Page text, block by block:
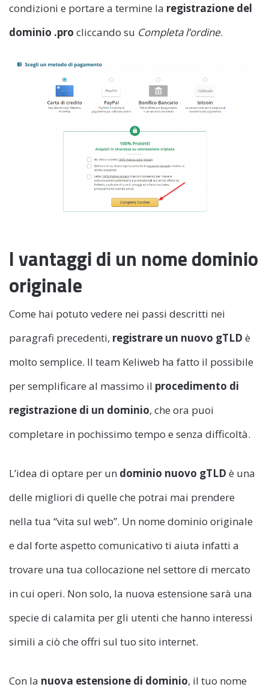
condizioni e portare a termine la registrazione del
dominio .pro cliccando su Completa l’ordine.
I vantaggi di un nome dominio
originale
Come hai potuto vedere nei passi descritti nei
paragrafi precedenti, registrare un nuovo gTLD è
molto semplice. Il team Keliweb ha fatto il possibile
per semplificare al massimo il procedimento di
registrazione di un dominio, che ora puoi
completare in pochissimo tempo e senza difficoltà.
L’idea di optare per un dominio nuovo gTLD è una
delle migliori di quelle che potrai mai prendere
nella tua “vita sul web”. Un nome dominio originale
e dal forte aspetto comunicativo ti aiuta infatti a
trovare una tua collocazione nel settore di mercato
in cui operi. Non solo, la nuova estensione sarà una
specie di calamita per gli utenti che hanno interessi
simili a ciò che offri sul tuo sito internet.
Con la nuova estensione di dominio, il tuo nome